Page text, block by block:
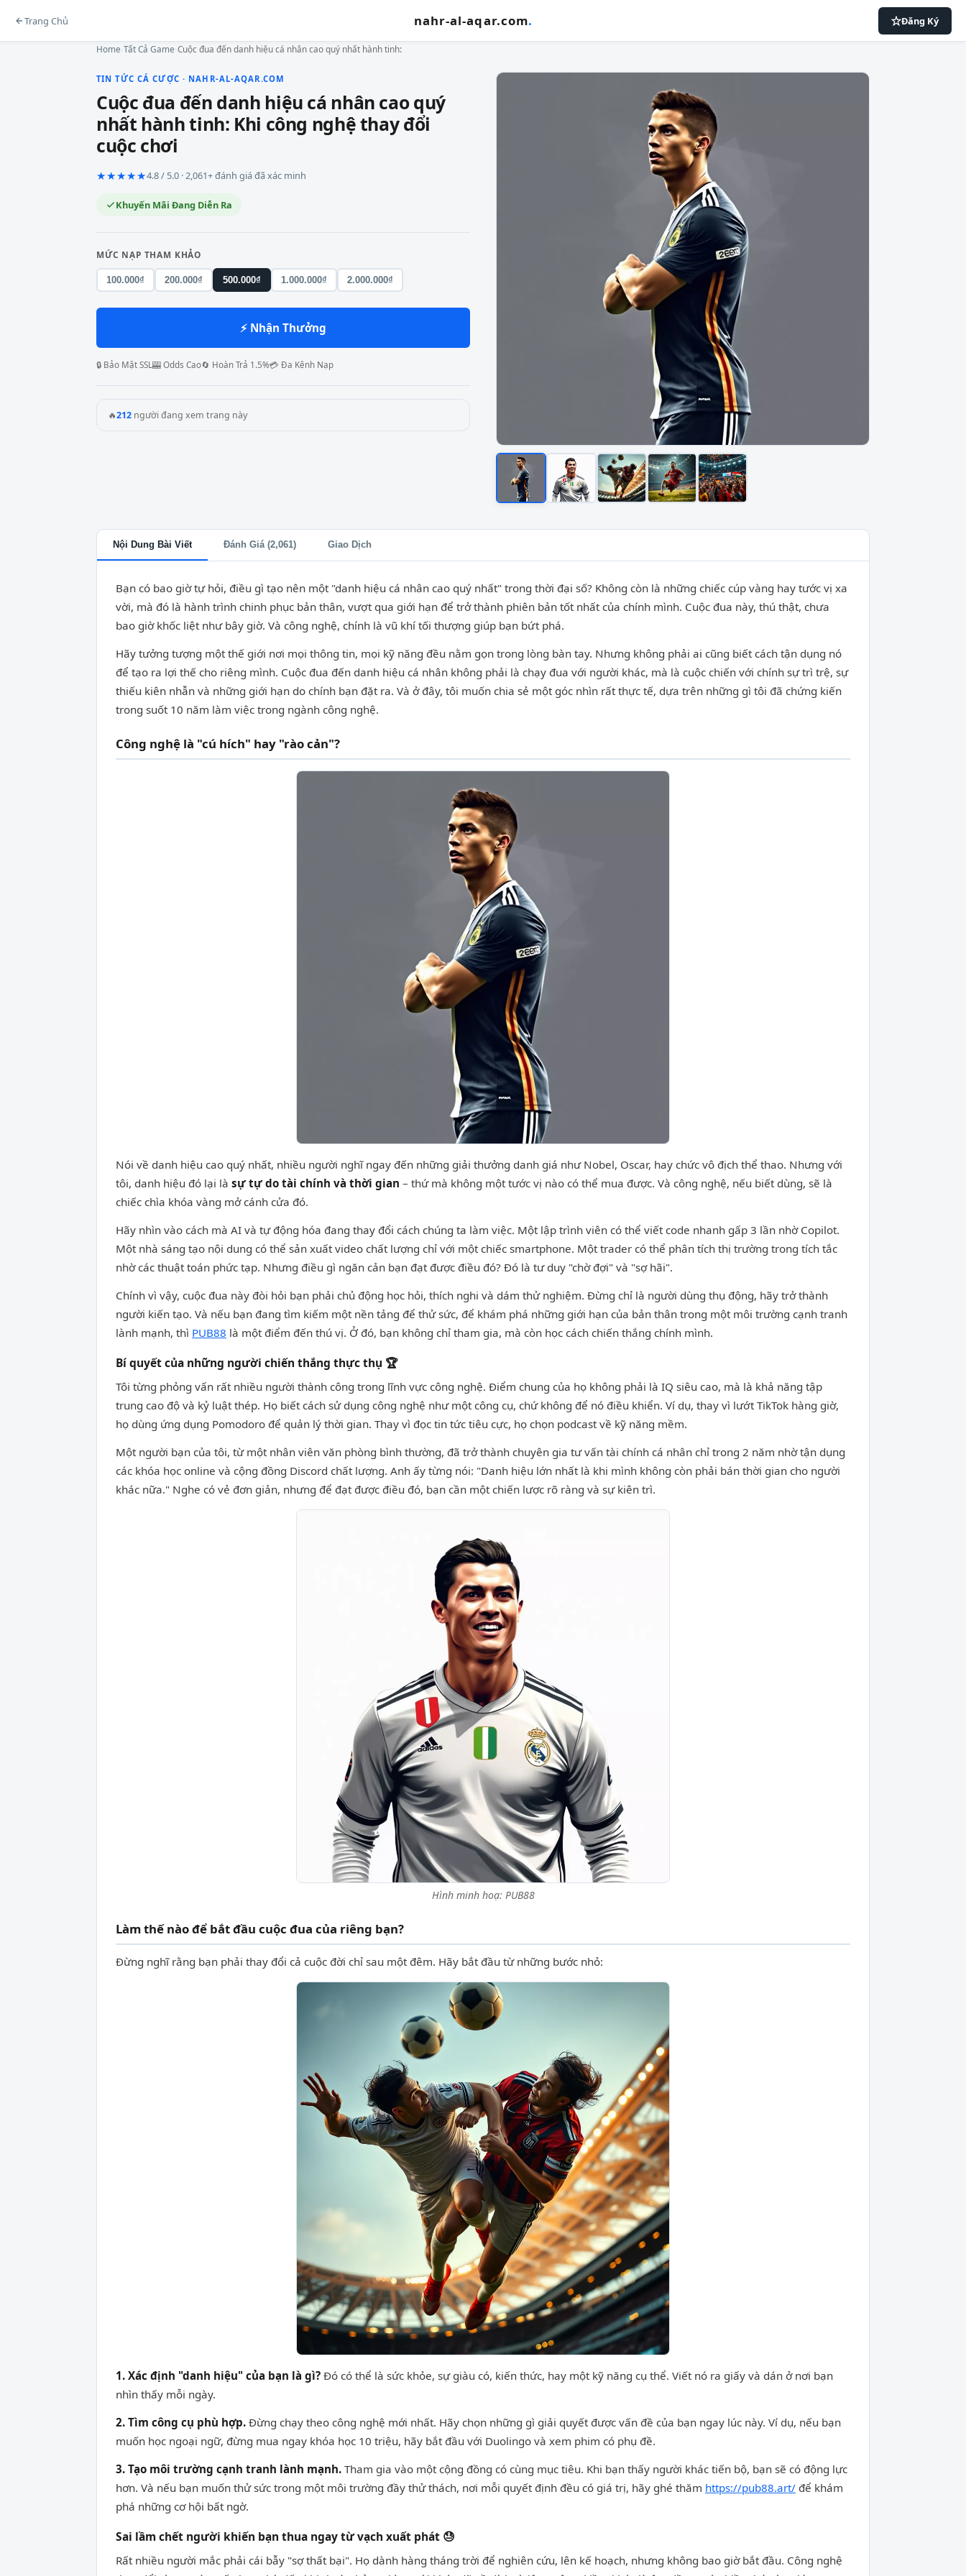
Trang Chủ nahr-al-aqar.com. Đăng Ký
Home Tất Cả Game Cuộc đua đến danh hiệu cá nhân cao quý nhất hành tinh:
TIN TỨC CÁ CƯỢC · NAHR-AL-AQAR.COM
Cuộc đua đến danh hiệu cá nhân cao quý
nhất hành tinh: Khi công nghệ thay đổi
cuộc chơi
★★★★★4.8 / 5.0 · 2,061+ đánh giá đã xác minh
Khuyến Mãi Đang Diễn Ra
MỨC NẠP THAM KHẢO
100.000₫ 200.000₫ 500.000₫ 1.000.000₫ 2.000.000₫
⚡ Nhận Thưởng
🔒 Bảo Mật SSL🎰 Odds Cao🔄 Hoàn Trả 1.5%💳 Đa Kênh Nạp
🔥212 người đang xem trang này
Nội Dung Bài Viết Đánh Giá (2,061) Giao Dịch
Bạn có bao giờ tự hỏi, điều gì tạo nên một "danh hiệu cá nhân cao quý nhất" trong thời đại số? Không còn là những chiếc cúp vàng hay tước vị xa
vời, mà đó là hành trình chinh phục bản thân, vượt qua giới hạn để trở thành phiên bản tốt nhất của chính mình. Cuộc đua này, thú thật, chưa
bao giờ khốc liệt như bây giờ. Và công nghệ, chính là vũ khí tối thượng giúp bạn bứt phá.
Hãy tưởng tượng một thế giới nơi mọi thông tin, mọi kỹ năng đều nằm gọn trong lòng bàn tay. Nhưng không phải ai cũng biết cách tận dụng nó
để tạo ra lợi thế cho riêng mình. Cuộc đua đến danh hiệu cá nhân không phải là chạy đua với người khác, mà là cuộc chiến với chính sự trì trệ, sự
thiếu kiên nhẫn và những giới hạn do chính bạn đặt ra. Và ở đây, tôi muốn chia sẻ một góc nhìn rất thực tế, dựa trên những gì tôi đã chứng kiến
trong suốt 10 năm làm việc trong ngành công nghệ.
Công nghệ là "cú hích" hay "rào cản"?
Nói về danh hiệu cao quý nhất, nhiều người nghĩ ngay đến những giải thưởng danh giá như Nobel, Oscar, hay chức vô địch thể thao. Nhưng với
tôi, danh hiệu đó lại là sự tự do tài chính và thời gian – thứ mà không một tước vị nào có thể mua được. Và công nghệ, nếu biết dùng, sẽ là
chiếc chìa khóa vàng mở cánh cửa đó.
Hãy nhìn vào cách mà AI và tự động hóa đang thay đổi cách chúng ta làm việc. Một lập trình viên có thể viết code nhanh gấp 3 lần nhờ Copilot.
Một nhà sáng tạo nội dung có thể sản xuất video chất lượng chỉ với một chiếc smartphone. Một trader có thể phân tích thị trường trong tích tắc
nhờ các thuật toán phức tạp. Nhưng điều gì ngăn cản bạn đạt được điều đó? Đó là tư duy "chờ đợi" và "sợ hãi".
Chính vì vậy, cuộc đua này đòi hỏi bạn phải chủ động học hỏi, thích nghi và dám thử nghiệm. Đừng chỉ là người dùng thụ động, hãy trở thành
người kiến tạo. Và nếu bạn đang tìm kiếm một nền tảng để thử sức, để khám phá những giới hạn của bản thân trong một môi trường cạnh tranh
lành mạnh, thì PUB88 là một điểm đến thú vị. Ở đó, bạn không chỉ tham gia, mà còn học cách chiến thắng chính mình.
Bí quyết của những người chiến thắng thực thụ 🏆
Tôi từng phỏng vấn rất nhiều người thành công trong lĩnh vực công nghệ. Điểm chung của họ không phải là IQ siêu cao, mà là khả năng tập
trung cao độ và kỷ luật thép. Họ biết cách sử dụng công nghệ như một công cụ, chứ không để nó điều khiển. Ví dụ, thay vì lướt TikTok hàng giờ,
họ dùng ứng dụng Pomodoro để quản lý thời gian. Thay vì đọc tin tức tiêu cực, họ chọn podcast về kỹ năng mềm.
Một người bạn của tôi, từ một nhân viên văn phòng bình thường, đã trở thành chuyên gia tư vấn tài chính cá nhân chỉ trong 2 năm nhờ tận dụng
các khóa học online và cộng đồng Discord chất lượng. Anh ấy từng nói: "Danh hiệu lớn nhất là khi mình không còn phải bán thời gian cho người
khác nữa." Nghe có vẻ đơn giản, nhưng để đạt được điều đó, bạn cần một chiến lược rõ ràng và sự kiên trì.
Hình minh hoạ: PUB88
Làm thế nào để bắt đầu cuộc đua của riêng bạn?
Đừng nghĩ rằng bạn phải thay đổi cả cuộc đời chỉ sau một đêm. Hãy bắt đầu từ những bước nhỏ:
1. Xác định "danh hiệu" của bạn là gì? Đó có thể là sức khỏe, sự giàu có, kiến thức, hay một kỹ năng cụ thể. Viết nó ra giấy và dán ở nơi bạn
nhìn thấy mỗi ngày.
2. Tìm công cụ phù hợp. Đừng chạy theo công nghệ mới nhất. Hãy chọn những gì giải quyết được vấn đề của bạn ngay lúc này. Ví dụ, nếu bạn
muốn học ngoại ngữ, đừng mua ngay khóa học 10 triệu, hãy bắt đầu với Duolingo và xem phim có phụ đề.
3. Tạo môi trường cạnh tranh lành mạnh. Tham gia vào một cộng đồng có cùng mục tiêu. Khi bạn thấy người khác tiến bộ, bạn sẽ có động lực
hơn. Và nếu bạn muốn thử sức trong một môi trường đầy thử thách, nơi mỗi quyết định đều có giá trị, hãy ghé thăm https://pub88.art/ để khám
phá những cơ hội bất ngờ.
Sai lầm chết người khiến bạn thua ngay từ vạch xuất phát 😓
Rất nhiều người mắc phải cái bẫy "sợ thất bại". Họ dành hàng tháng trời để nghiên cứu, lên kế hoạch, nhưng không bao giờ bắt đầu. Công nghệ